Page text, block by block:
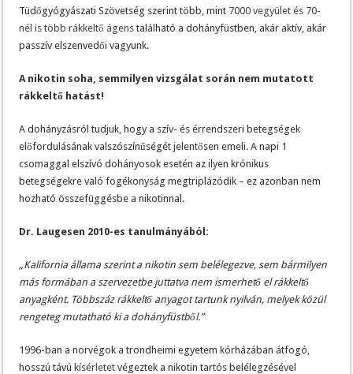
Tüdőgyógyászati Szövetség szerint több, mint 7000 vegyület és 70-
nél is több rákkeltő ágens található a dohányfüstben, akár aktív, akár
passzív elszenvedői vagyunk.
A nikotin soha, semmilyen vizsgálat során nem mutatott
rákkeltő hatást!
A dohányzásról tudjuk, hogy a szív- és érrendszeri betegségek
előfordulásának valszószínűségét jelentősen emeli. A napi 1
csomaggal elszívó dohányosok esetén az ilyen krónikus
betegségekre való fogékonyság megtriplázódik – ez azonban nem
hozható összefüggésbe a nikotinnal.
Dr. Laugesen 2010-es tanulmányából:
„Kalifornia állama szerint a nikotin sem belélegezve, sem bármilyen
más formában a szervezetbe juttatva nem ismerhető el rákkeltő
anyagként. Többszáz rákkeltő anyagot tartunk nyilván, melyek közül
rengeteg mutatható ki a dohányfüstből.”
1996-ban a norvégok a trondheimi egyetem kórházában átfogó,
hosszú távú kísérletetvégeztek a nikotin tartós belélegzésével